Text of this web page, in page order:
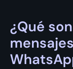
¿Qué